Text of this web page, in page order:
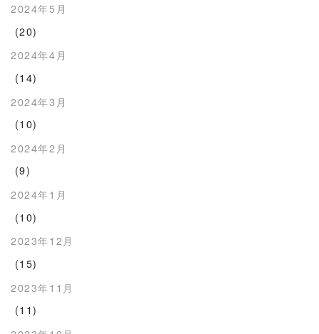
2024年5月
(20)
2024年4月
(14)
2024年3月
(10)
2024年2月
(9)
2024年1月
(10)
2023年12月
(15)
2023年11月
(11)